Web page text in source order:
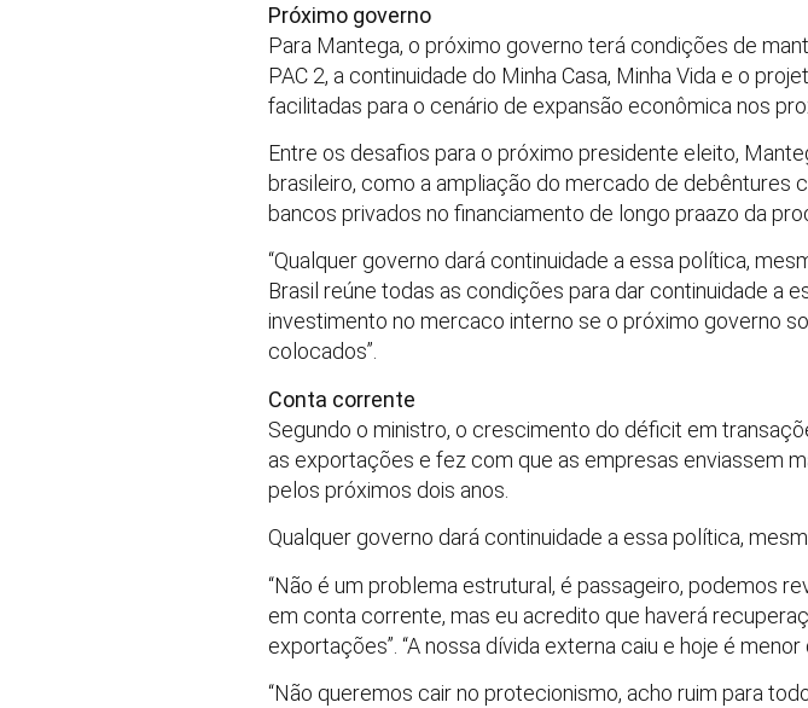
Próximo governo
Para Mantega, o próximo governo terá condições de
PAC 2, a continuidade do Minha Casa, Minha Vida e o
facilitadas para o cenário de expansão econômica nos
Entre os desafios para o próximo presidente eleito,
brasileiro, como a ampliação do mercado de debêntures
bancos privados no financiamento de longo praazo da
“Qualquer governo dará continuidade a essa política,
Brasil reúne todas as condições para dar continuidade
investimento no mercaco interno se o próximo governo
colocados”.
Conta corrente
Segundo o ministro, o crescimento do déficit em
as exportações e fez com que as empresas enviassem
pelos próximos dois anos.
Qualquer governo dará continuidade a essa política,
“Não é um problema estrutural, é passageiro, podemos
em conta corrente, mas eu acredito que haverá
exportações”. “A nossa dívida externa caiu e hoje é
“Não queremos cair no protecionismo, acho ruim para